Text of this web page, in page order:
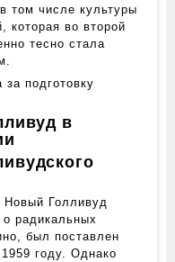
том числе культуры
которая во второй
тесно стала
подготовку
в
Новый Голливуд
о радикальных
был поставлен
году. Однако